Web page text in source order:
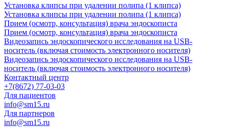
Установка клипсы при удалении полипа (1 клипса)
Установка клипсы при удалении полипа (1 клипса)
Прием (осмотр, консультация) врача эндоскописта
Прием (осмотр, консультация) врача эндоскописта
Видеозапись эндоскопического исследования на USB-
носитель (включая стоимость электронного носителя)
Видеозапись эндоскопического исследования на USB-
носитель (включая стоимость электронного носителя)
Контактный центр
+7(8672) 77-03-03
Для пациентов
info@sm15.ru
Для партнеров
info@sm15.ru